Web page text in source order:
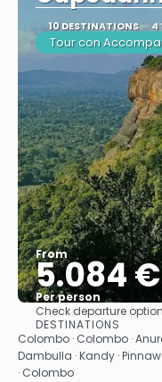
10 DESTINATIONS 4
Tour con
From
5.084 €
Per person
Check departure
DESTINATIONS
Colombo · Colombo ·
Dambulla · Kandy ·
· Colombo